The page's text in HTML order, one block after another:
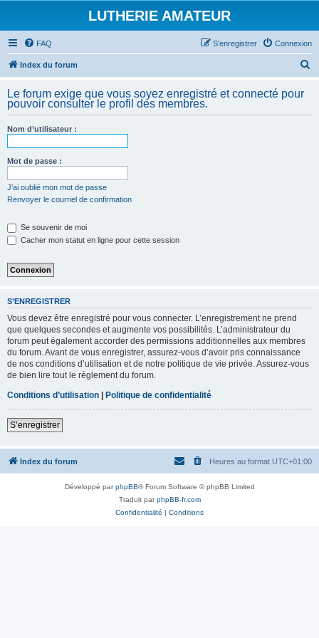
LUTHERIE AMATEUR
FAQ Connexion
S’enregistrer
Index du forum
h
Le forum exige que vous soyez enregistré et connecté pour
pouvoir consulter le profil des membres.
Nom d’utilisateur :
Mot de passe :
J’ai oublié mon mot de passe
Renvoyer le courriel de confirmation
Se souvenir de moi
Cacher mon statut en ligne pour cette session
S’ENREGISTRER
Vous devez être enregistré pour vous connecter. L’enregistrement ne prend
que quelques secondes et augmente vos possibilités. L’administrateur du
forum peut également accorder des permissions additionnelles aux membres
du forum. Avant de vous enregistrer, assurez-vous d’avoir pris connaissance
de nos conditions d’utilisation et de notre politique de vie privée. Assurez-vous
de bien lire tout le règlement du forum.
Conditions d’utilisation | Politique de confidentialité
S’enregistrer
Index du forum Heures au format UTC+01:00
Développé parphpBB® Forum Software © phpBB Limited
Traduit parphpBB-fr.com
Confidentialité | Conditions